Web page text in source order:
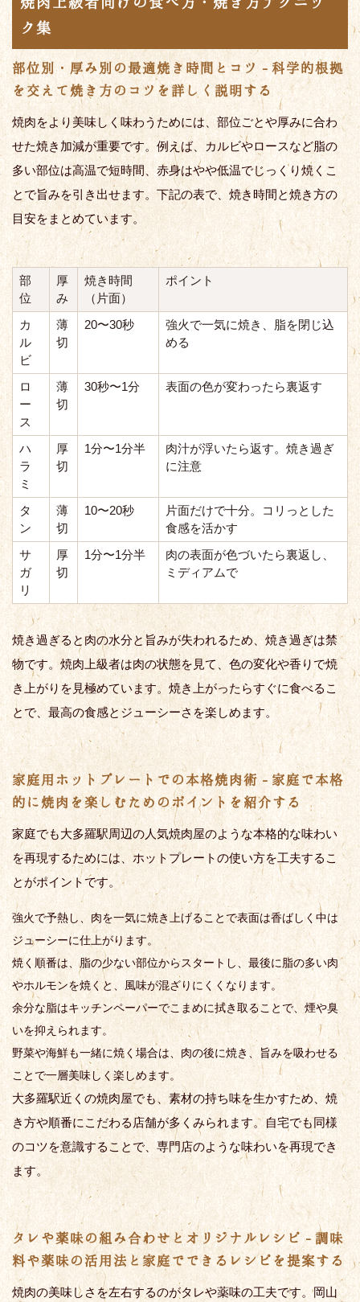
ク集
部位別・厚み別の最適焼き時間とコツ - 科学的根拠
を交えて焼き方のコツを詳しく説明する
焼肉をより美味しく味わうためには、部位ごとや厚みに合わ
せた焼き加減が重要です。例えば、カルビやロースなど脂の
多い部位は高温で短時間、赤身はやや低温でじっくり焼くこ
とで旨みを引き出せます。下記の表で、焼き時間と焼き方の
目安をまとめています。
部
位
厚
み
焼き時間
（片面）
ポイント
カ
ル
ビ
薄
切
20〜30秒
強火で一気に焼き、脂を閉じ込
める
ロ
ー
ス
薄
切
30秒〜1分 表面の色が変わったら裏返す
ハ
ラ
ミ
厚
切
1分〜1分半
肉汁が浮いたら返す。焼き過ぎ
に注意
タ
ン
薄
切
10〜20秒
片面だけで十分。コリっとした
食感を活かす
サ
ガ
リ
厚
切
1分〜1分半
肉の表面が色づいたら裏返し、
ミディアムで
焼き過ぎると肉の水分と旨みが失われるため、焼き過ぎは禁
物です。焼肉上級者は肉の状態を見て、色の変化や香りで焼
き上がりを見極めています。焼き上がったらすぐに食べるこ
とで、最高の食感とジューシーさを楽しめます。
家庭用ホットプレートでの本格焼肉術 - 家庭で本格
的に焼肉を楽しむためのポイントを紹介する
家庭でも大多羅駅周辺の人気焼肉屋のような本格的な味わい
を再現するためには、ホットプレートの使い方を工夫するこ
とがポイントです。
強火で予熱し、肉を一気に焼き上げることで表面は香ばしく中は
ジューシーに仕上がります。
焼く順番は、脂の少ない部位からスタートし、最後に脂の多い肉
やホルモンを焼くと、風味が混ざりにくくなります。
余分な脂はキッチンペーパーでこまめに拭き取ることで、煙や臭
いを抑えられます。
野菜や海鮮も一緒に焼く場合は、肉の後に焼き、旨みを吸わせる
ことで一層美味しく楽しめます。
大多羅駅近くの焼肉屋でも、素材の持ち味を生かすため、焼
き方や順番にこだわる店舗が多くみられます。自宅でも同様
のコツを意識することで、専門店のような味わいを再現でき
ます。
タレや薬味の組み合わせとオリジナルレシピ - 調味
料や薬味の活用法と家庭でできるレシピを提案する
焼肉の美味しさを左右するのがタレや薬味の工夫です。岡山